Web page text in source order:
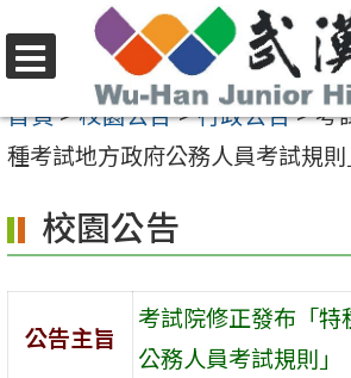
至
要
容
區
選
單
首頁>校園公告>行政公告>考
種考試地方政府公務人員考試規則
校園公告
公告主旨
考試院修正發布「
公務人員考試規則」